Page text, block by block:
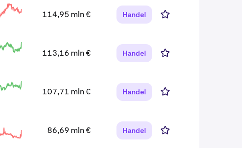
114,95 mln € Handel
113,16 mln € Handel
107,71 mln € Handel
86,69 mln € Handel